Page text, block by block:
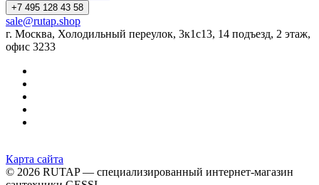
+7 495 128 43 58
sale@rutap.shop
г. Москва, Холодильный переулок, 3к1с13, 14 подъезд, 2 этаж,
офис 3233
Карта сайта
© 2026 RUTAP — специализированный интернет-магазин